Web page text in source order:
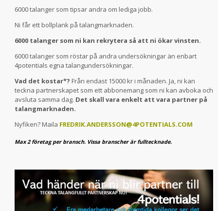
6000 talanger som tipsar andra om lediga jobb.
Ni får ett bollplank på talangmarknaden.
6000 talanger som ni kan rekrytera så att ni ökar vinsten.
6000 talanger som röstar på andra undersökningar än enbart
4potentials egna talangundersökningar.
Vad det kostar*? Från endast 15000 kr i månaden. Ja, ni kan
teckna partnerskapet som ett abbonemang som ni kan avboka och
avsluta samma dag. Det skall vara enkelt att vara partner på
talangmarknaden.
Nyfiken? Maila FREDRIK.ANDERSSON@4POTENTIALS.COM
Max 2 företag per bransch. Vissa branscher är fulltecknade.